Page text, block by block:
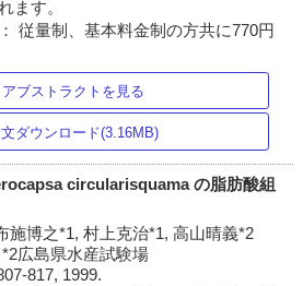
ます。
従量制、基本料金制の方共に770円
アブストラクトを見る
ダウンロード(3.16MB)
circularisquama の脂肪酸組
施博之*1, 村上克治*1, 高山晴義*2
広島県水産試験場
817, 1999.